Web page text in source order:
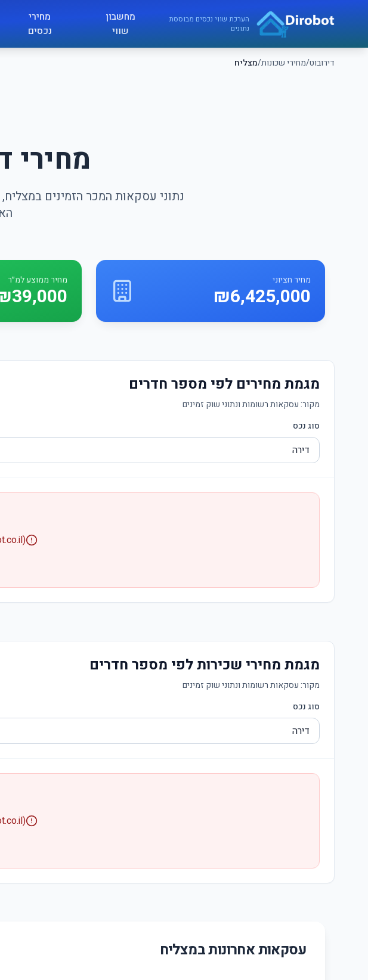
דירובוט/מחירי שכונות/מצליח
דירובוט
הערכת שווי נכסים מבוססת
נתונים
מחשבון
שווי
מחירי
נכסים
מחירי
נתוני עסקאות המכר הזמינים
מחיר חציוני
₪6,425,000
מחיר ממוצע למ״ר
מגמת מחירים לפי מספר חדרים
מקור: עסקאות רשומות ונתוני שוק זמינים
סוג נכס
מגמת מחירי שכירות לפי מספר חדרים
מקור: עסקאות רשומות ונתוני שוק זמינים
סוג נכס
עסקאות אחרונות במצליח